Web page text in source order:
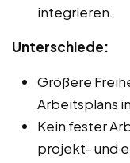
integrieren.
Unterschiede:
Größere
Arbeitsplans
Kein fester
projekt- und